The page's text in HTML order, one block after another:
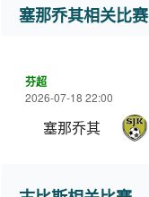
塞那乔其相关比赛
芬超
2026-07-18 22:00
塞那乔其